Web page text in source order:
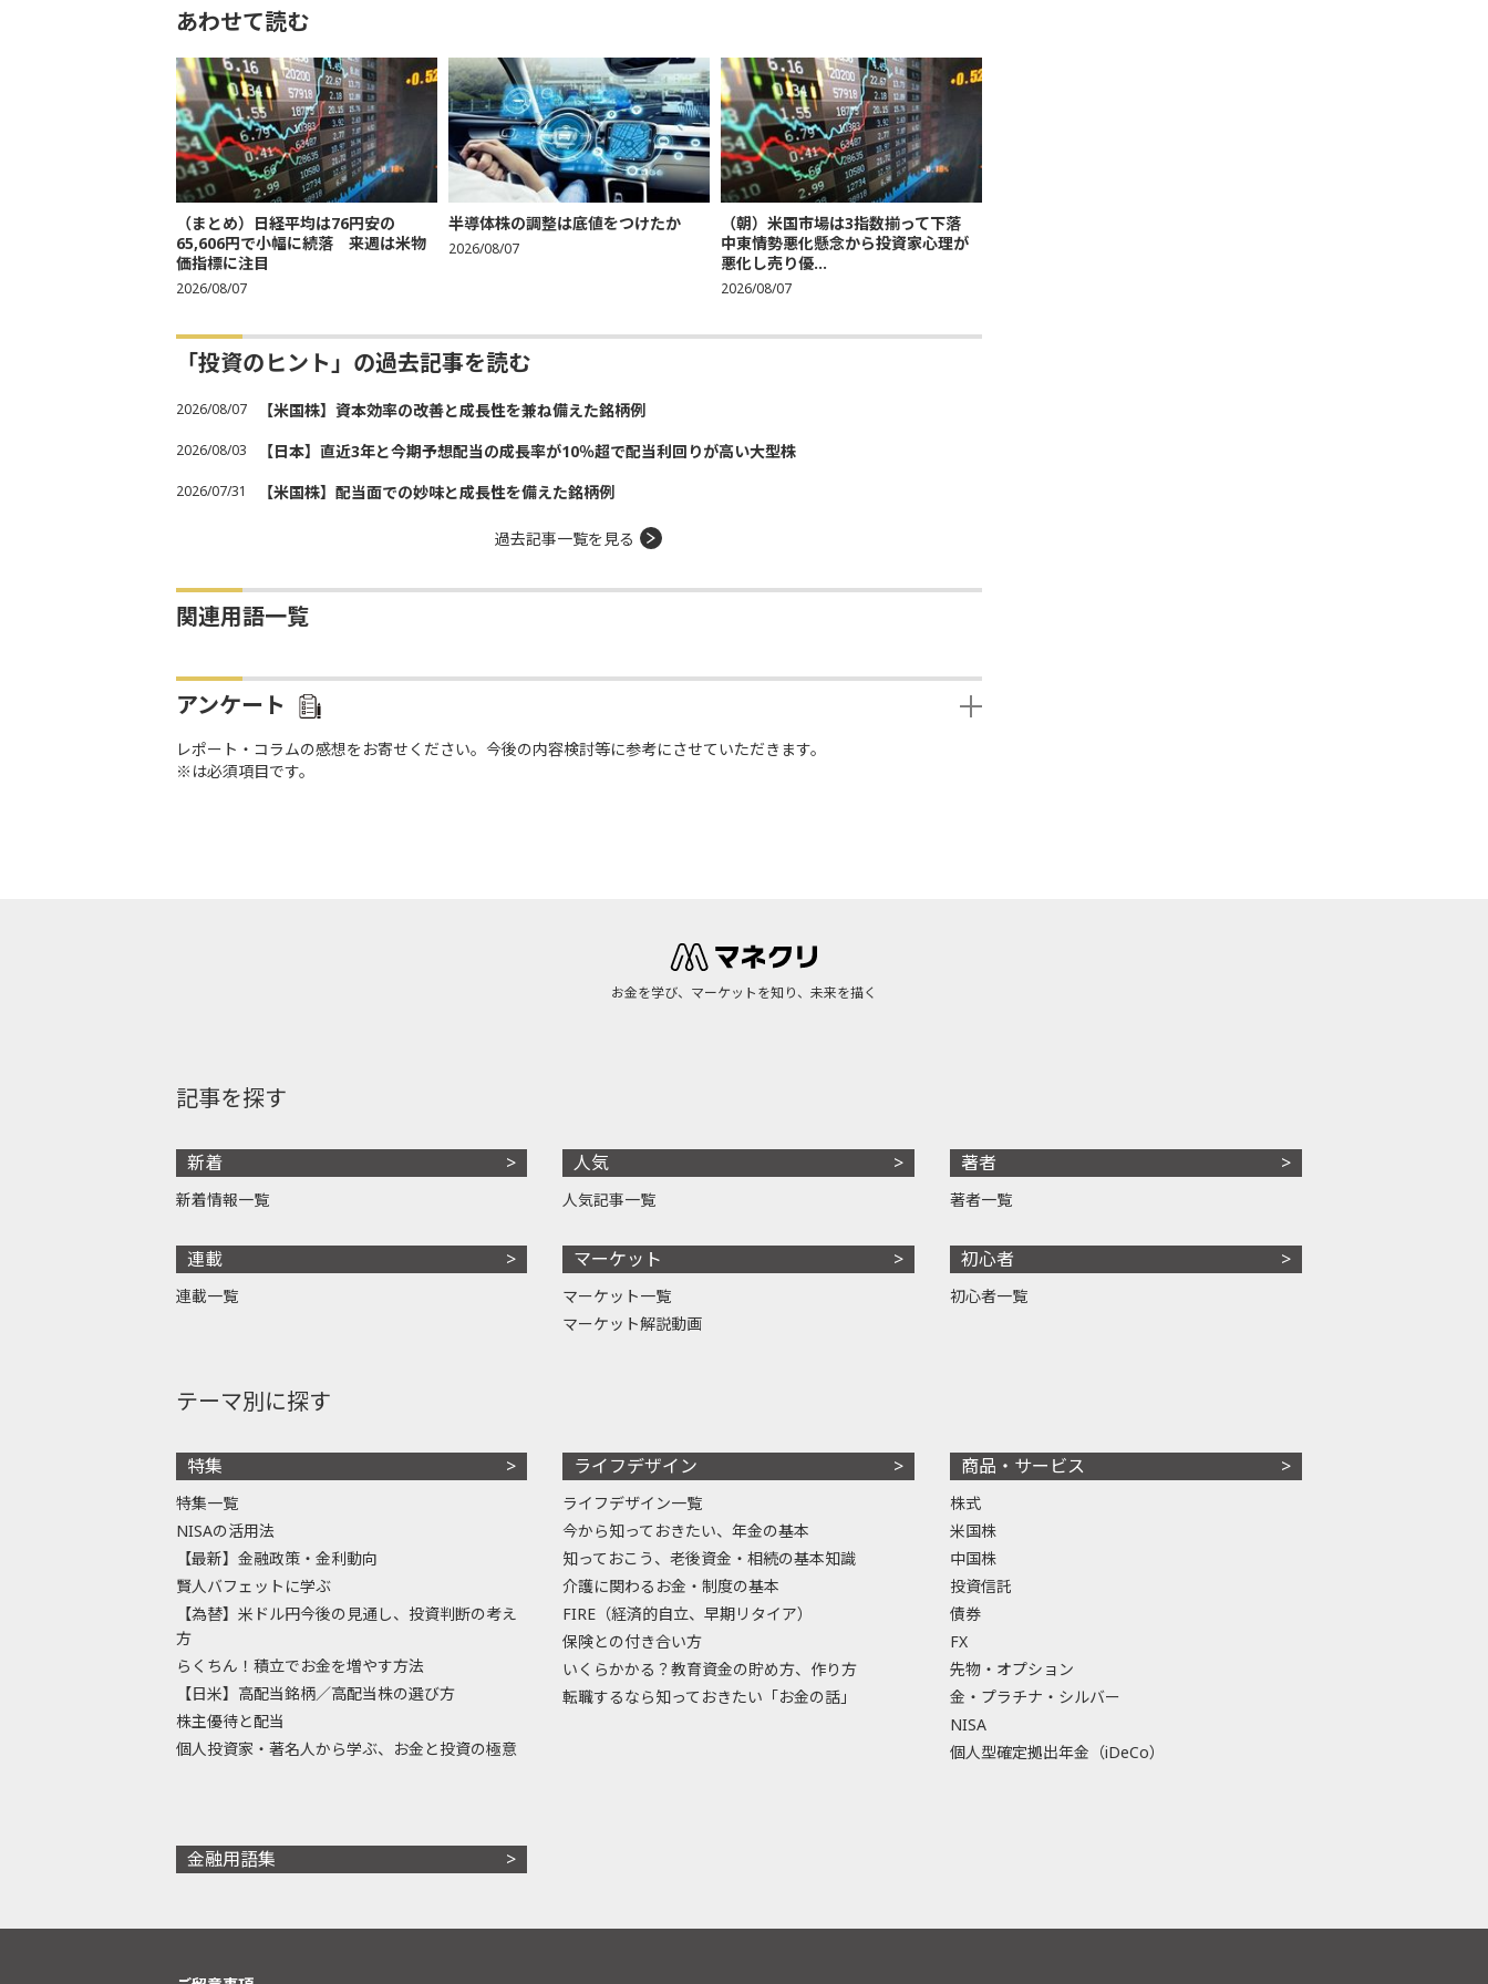
あわせて読む
（まとめ）日経平均は76円安の
65,606円で小幅に続落 来週は米物
価指標に注目
2026/08/07
半導体株の調整は底値をつけたか
2026/08/07
（朝）米国市場は3指数揃って下落
中東情勢悪化懸念から投資家心理が
悪化し売り優...
2026/08/07
「投資のヒント」の過去記事を読む
2026/08/07 【米国株】資本効率の改善と成長性を兼ね備えた銘柄例
2026/08/03 【日本】直近3年と今期予想配当の成長率が10％超で配当利回りが高い大型株
2026/07/31 【米国株】配当面での妙味と成長性を備えた銘柄例
過去記事一覧を見る
関連用語一覧
アンケート
レポート・コラムの感想をお寄せください。今後の内容検討等に参考にさせていただきます。
※は必須項目です。
お金を学び、マーケットを知り、未来を描く
記事を探す
新着
新着情報一覧
連載
連載一覧
人気
人気記事一覧
マーケット
マーケット一覧
マーケット解説動画
著者
著者一覧
初心者
初心者一覧
テーマ別に探す
特集
特集一覧
NISAの活用法
【最新】金融政策・金利動向
賢人バフェットに学ぶ
【為替】米ドル円今後の見通し、投資判断の考え
方
らくちん！積立でお金を増やす方法
【日米】高配当銘柄／高配当株の選び方
株主優待と配当
個人投資家・著名人から学ぶ、お金と投資の極意
ライフデザイン
ライフデザイン一覧
今から知っておきたい、年金の基本
知っておこう、老後資金・相続の基本知識
介護に関わるお金・制度の基本
FIRE（経済的自立、早期リタイア）
保険との付き合い方
いくらかかる？教育資金の貯め方、作り方
転職するなら知っておきたい「お金の話」
商品・サービス
株式
米国株
中国株
投資信託
債券
FX
先物・オプション
金・プラチナ・シルバー
NISA
個人型確定拠出年金（iDeCo）
金融用語集